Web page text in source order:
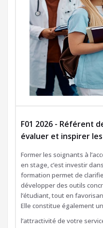
F01 2026 - Référent
évaluer et inspirer
Former les soignants à
en stage, c’est investir
formation permet de
développer des outils
l’étudiant, tout en
Elle constitue également
l’attractivité de votre